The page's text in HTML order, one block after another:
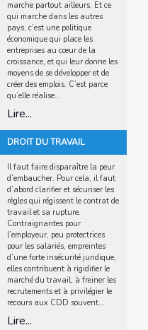
marche partout ailleurs. Et ce
qui marche dans les autres
pays, c’est une politique
économique qui place les
entreprises au cœur de la
croissance, et qui leur donne les
moyens de se développer et de
créer des emplois. C’est parce
qu’elle réalise...
Lire...
DROIT DU TRAVAIL
Il faut faire disparaître la peur
d’embaucher. Pour cela, il faut
d’abord clarifier et sécuriser les
règles qui régissent le contrat de
travail et sa rupture.
Contraignantes pour
l’employeur, peu protectrices
pour les salariés, empreintes
d’une forte insécurité juridique,
elles contribuent à rigidifier le
marché du travail, à freiner les
recrutements et à privilégier le
recours aux CDD souvent...
Lire...